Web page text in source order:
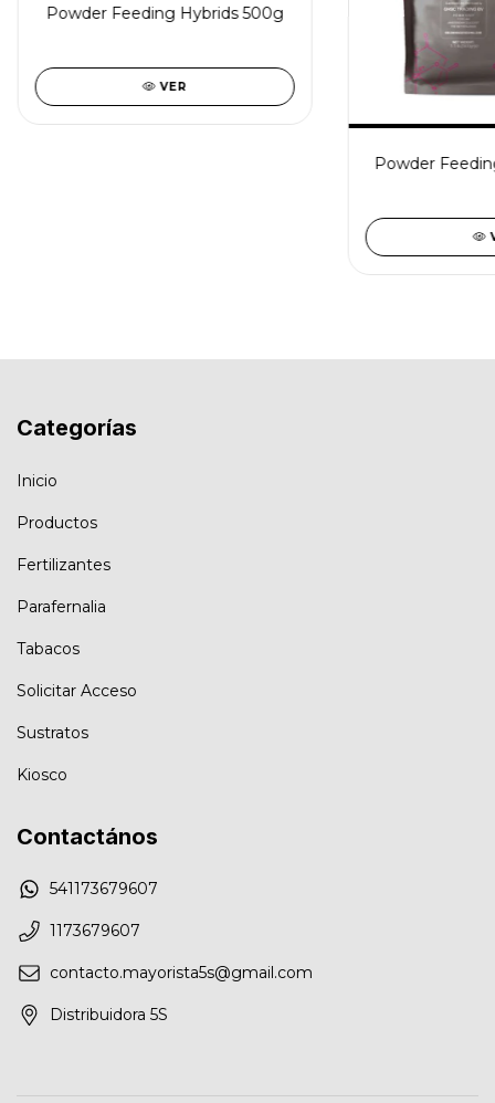
Powder Feeding Hybrids 500g
VER
Powder
Categorías
Inicio
Productos
Fertilizantes
Parafernalia
Tabacos
Solicitar Acceso
Sustratos
Kiosco
Contactános
541173679607
1173679607
contacto.mayorista5s@gmail.com
Distribuidora 5S